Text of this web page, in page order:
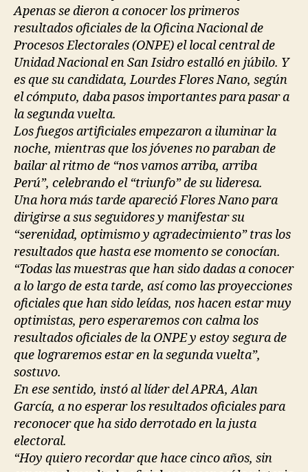
Apenas se dieron a conocer los primeros
resultados oficiales de la Oficina Nacional de
Procesos Electorales (ONPE) el local central de
Unidad Nacional en San Isidro estalló en júbilo. Y
es que su candidata, Lourdes Flores Nano, según
el cómputo, daba pasos importantes para pasar a
la segunda vuelta.
Los fuegos artificiales empezaron a iluminar la
noche, mientras que los jóvenes no paraban de
bailar al ritmo de “nos vamos arriba, arriba
Perú”, celebrando el “triunfo” de su lideresa.
Una hora más tarde apareció Flores Nano para
dirigirse a sus seguidores y manifestar su
“serenidad, optimismo y agradecimiento” tras los
resultados que hasta ese momento se conocían.
“Todas las muestras que han sido dadas a conocer
a lo largo de esta tarde, así como las proyecciones
oficiales que han sido leídas, nos hacen estar muy
optimistas, pero esperaremos con calma los
resultados oficiales de la ONPE y estoy segura de
que lograremos estar en la segunda vuelta”,
sostuvo.
En ese sentido, instó al líder del APRA, Alan
García, a no esperar los resultados oficiales para
reconocer que ha sido derrotado en la justa
electoral.
“Hoy quiero recordar que hace cinco años, sin